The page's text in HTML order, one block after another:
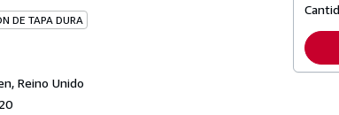
DE TAPA DURA
Reino Unido